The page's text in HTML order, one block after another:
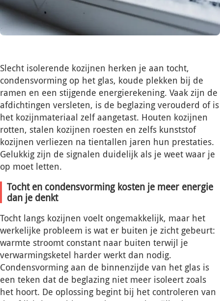
Slecht isolerende kozijnen herken je aan tocht,
condensvorming op het glas, koude plekken bij de
ramen en een stijgende energierekening. Vaak zijn de
afdichtingen versleten, is de beglazing verouderd of is
het kozijnmateriaal zelf aangetast. Houten kozijnen
rotten, stalen kozijnen roesten en zelfs kunststof
kozijnen verliezen na tientallen jaren hun prestaties.
Gelukkig zijn de signalen duidelijk als je weet waar je
op moet letten.
Tocht en condensvorming kosten je meer energie
dan je denkt
Tocht langs kozijnen voelt ongemakkelijk, maar het
werkelijke probleem is wat er buiten je zicht gebeurt:
warmte stroomt constant naar buiten terwijl je
verwarmingsketel harder werkt dan nodig.
Condensvorming aan de binnenzijde van het glas is
een teken dat de beglazing niet meer isoleert zoals
het hoort. De oplossing begint bij het controleren van